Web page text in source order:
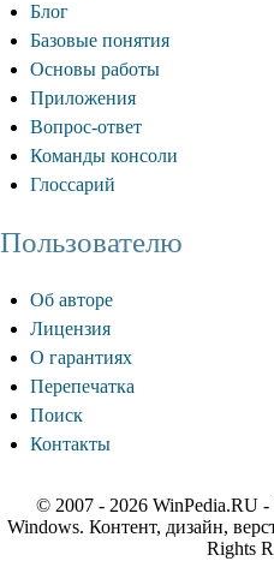
Блог
Базовые понятия
Основы работы
Приложения
Вопрос-ответ
Команды консоли
Глоссарий
Пользователю
Об авторе
Лицензия
О гарантиях
Перепечатка
Поиск
Контакты
© 2007 - 2026 WinPedia.RU
Windows. Контент, дизайн,
Rights